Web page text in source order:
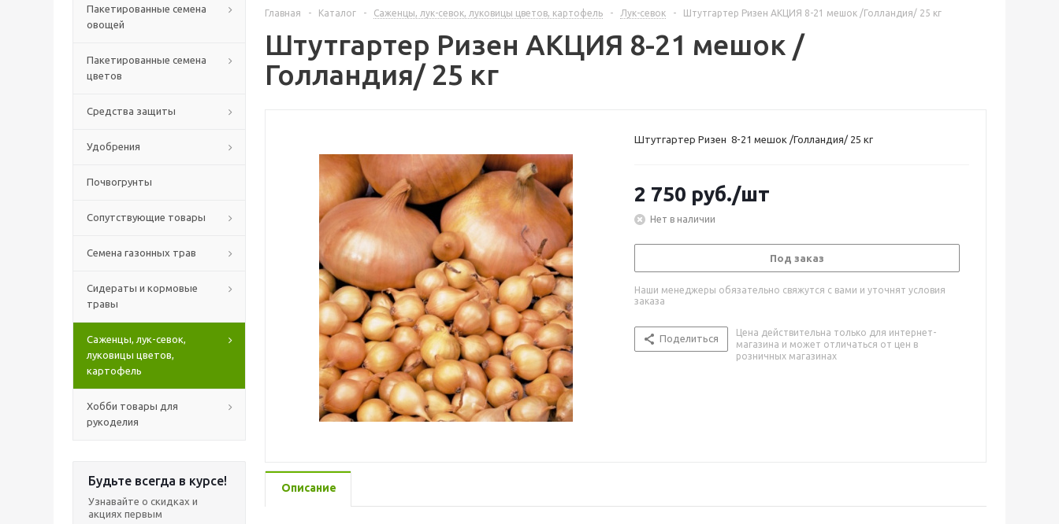
Пакетированные семена
овощей
Пакетированные семена
цветов
Средства защиты
Удобрения
Почвогрунты
Сопутствующие товары
Семена газонных трав
Сидераты и кормовые
травы
Саженцы, лук-севок,
луковицы цветов,
картофель
Хобби товары для
рукоделия
Будьте всегда в курсе!
Узнавайте о скидках и
акциях первым
Главная - Каталог - Саженцы, лук-севок, луковицы цветов, картофель - Лук-севок - Штутгартер Ризен АКЦИЯ 8-21 мешок /Голландия/ 25 кг
Штутгартер Ризен АКЦИЯ 8-21 мешок /
Голландия/ 25 кг
Штутгартер Ризен 8-21 мешок /Голландия/ 25 кг
2 750 руб./шт
Нет в наличии
Под заказ
Наши менеджеры обязательно свяжутся с вами и уточнят условия
заказа
Поделиться
Цена действительна только для интернет-
магазина и может отличаться от цен в
розничных магазинах
Описание